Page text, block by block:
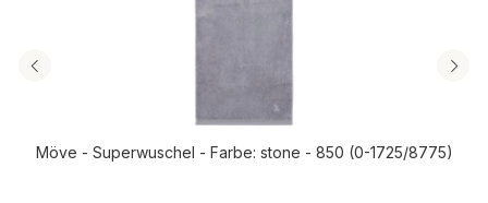
Möve - Superwuschel - Farbe: stone - 850 (0-1725/8775)